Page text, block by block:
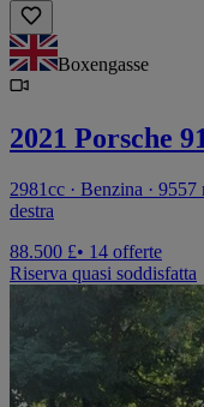
Boxengasse
2021 Porsche
2981cc · Benzina ·
destra
88.500 £• 14 offerte
Riserva quasi soddisfatta